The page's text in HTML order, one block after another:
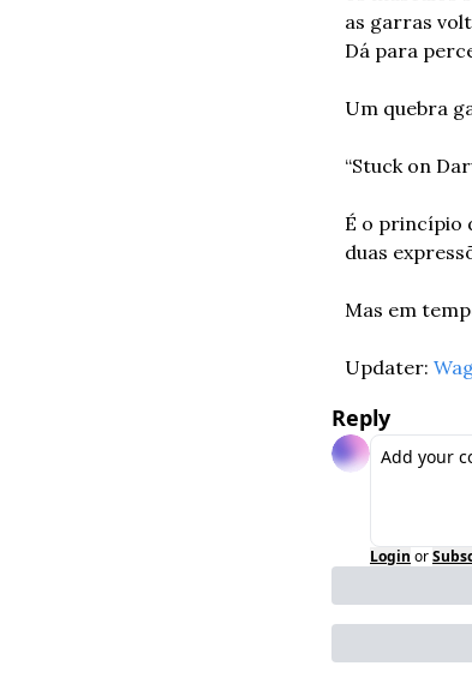
as garras
Dá para
Um quebra
“Stuck on
É o princípio
duas
Mas em
Updater:
Reply
Login or